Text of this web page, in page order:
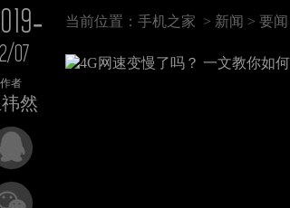
07
作者
然
当前位置： 手机之家 > 新闻 > 要闻